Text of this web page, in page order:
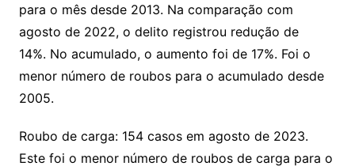
para o mês desde 2013. Na comparação com
agosto de 2022, o delito registrou redução de
14%. No acumulado, o aumento foi de 17%. Foi o
menor número de roubos para o acumulado desde
2005.
Roubo de carga: 154 casos em agosto de 2023.
Este foi o menor número de roubos de carga para o